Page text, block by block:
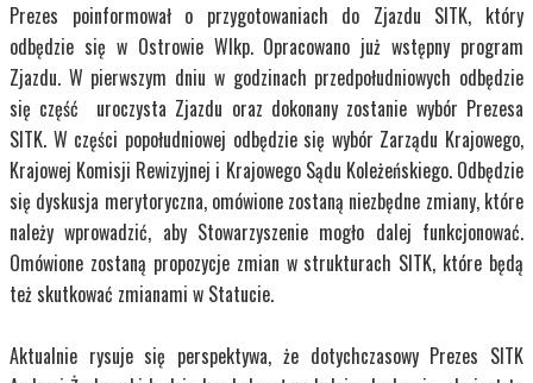
Prezes poinformował o przygotowaniach do Zjazdu SITK, który
odbędzie się w Ostrowie Wlkp. Opracowano już wstępny program
Zjazdu. W pierwszym dniu w godzinach przedpołudniowych odbędzie
się część uroczysta Zjazdu oraz dokonany zostanie wybór Prezesa
SITK. W części popołudniowej odbędzie się wybór Zarządu Krajowego,
Krajowej Komisji Rewizyjnej i Krajowego Sądu Koleżeńskiego. Odbędzie
się dyskusja merytoryczna, omówione zostaną niezbędne zmiany, które
należy wprowadzić, aby Stowarzyszenie mogło dalej funkcjonować.
Omówione zostaną propozycje zmian w strukturach SITK, które będą
też skutkować zmianami w Statucie.
Aktualnie rysuje się perspektywa, że dotychczasowy Prezes SITK